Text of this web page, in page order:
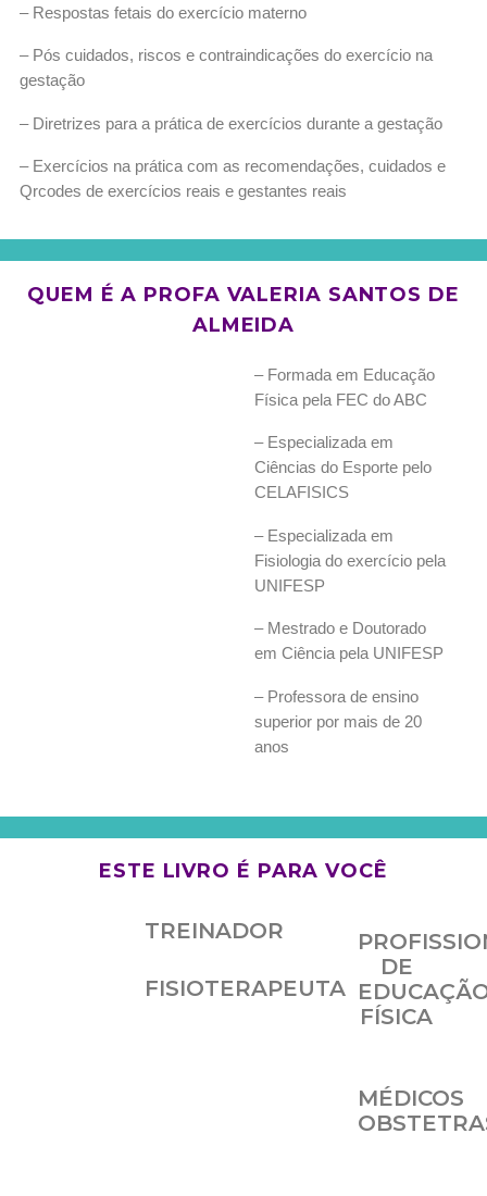
– Respostas fetais do exercício materno
– Pós cuidados, riscos e contraindicações do exercício na
gestação
– Diretrizes para a prática de exercícios durante a gestação
– Exercícios na prática com as recomendações, cuidados e
Qrcodes de exercícios reais e gestantes reais
QUEM É A PROFA VALERIA SANTOS DE
ALMEIDA
– Formada em Educação
Física pela FEC do ABC
– Especializada em
Ciências do Esporte pelo
CELAFISICS
– Especializada em
Fisiologia do exercício pela
UNIFESP
– Mestrado e Doutorado
em Ciência pela UNIFESP
– Professora de ensino
superior por mais de 20
anos
ESTE LIVRO É PARA VOCÊ
TREINADOR
FISIOTERAPEUTA
DE
FÍSICA
MÉDICOS